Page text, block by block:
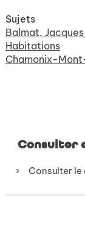
Sujets
Balmat,
Habitations
Chamonix-
Consulter
Consulter le